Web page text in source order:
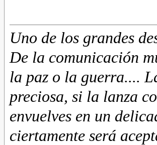
Uno de los grandes
De la comunicación
la paz o la guerra....
preciosa, si la lanza
envuelves en un
ciertamente será